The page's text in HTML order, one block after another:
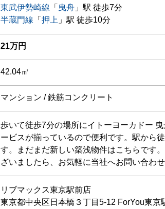
東武伊勢崎線 「 曳舟 」駅 徒歩7分
半蔵門線 「 押上 」駅 徒歩10分
21万円
42.04㎡
マンション / 鉄筋コンクリート
歩いて徒歩7分の場所にイトーヨーカドー
ービスが揃っているので便利です。駅から
す。まだまだ新しい築浅物件はこちらです
ざいましたら、お気軽に当社へお問い合わせ
リブマックス東京駅前店
東京都中央区日本橋３丁目5-12 ForYou東京